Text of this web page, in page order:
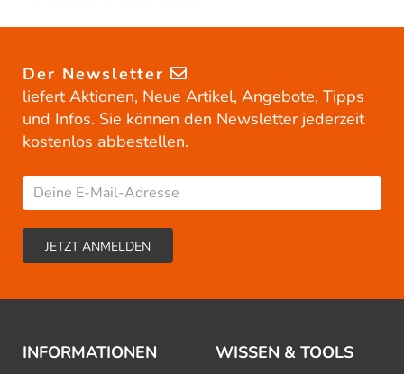
Der Newsletter
liefert Aktionen, Neue Artikel, Angebote, Tipps
und Infos. Sie können den Newsletter jederzeit
kostenlos abbestellen.
INFORMATIONEN WISSEN & TOOLS